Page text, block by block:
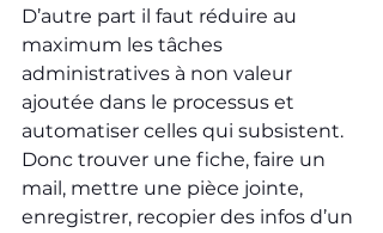
D’autre part il faut réduire au
maximum les tâches
administratives à non valeur
ajoutée dans le processus et
automatiser celles qui subsistent.
Donc trouver une fiche, faire un
mail, mettre une pièce jointe,
enregistrer, recopier des infos d’un